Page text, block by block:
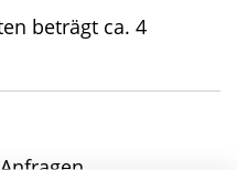
beträgt ca. 4